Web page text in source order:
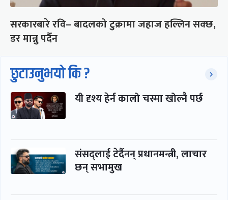
सरकारबारे रवि– बादलको टुक्रामा जहाज हल्लिन सक्छ,
डर मान्नु पर्दैन
छुटाउनुभयो कि ?
यी दृश्य हेर्न कालो चस्मा खोल्नै पर्छ
संसद्लाई टेर्दैनन् प्रधानमन्त्री, लाचार
छन् सभामुख